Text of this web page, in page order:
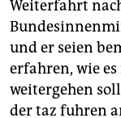
Weiterfahrt
und er seien
erfahren, wie
weitergehen
der taz fuhren